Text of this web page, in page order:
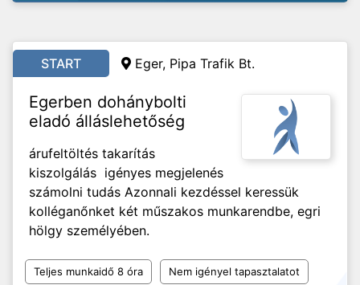
START Eger, Pipa Trafik Bt.
Egerben dohánybolti
eladó álláslehetőség
árufeltöltés takarítás
kiszolgálás igényes megjelenés
számolni tudás Azonnali kezdéssel keressük
kolléganőnket két műszakos munkarendbe, egri
hölgy személyében.
Teljes munkaidő 8 óra Nem igényel tapasztalatot